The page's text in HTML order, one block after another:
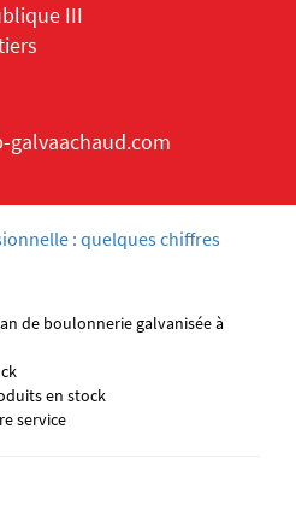
III
galvaachaud.com
: quelques chiffres
de boulonnerie galvanisée à
en stock
service